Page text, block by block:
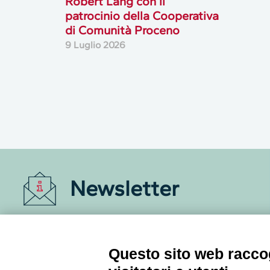
patrocinio della Cooperativa
di Comunità Proceno
9 Luglio 2026
Newsletter
mondo della cooperazione.Questo sito web